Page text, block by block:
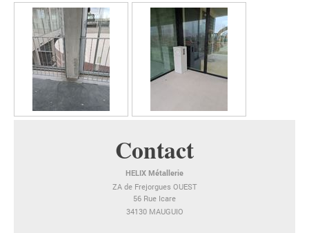
Contact
HELIX Métallerie
ZA de Frejorgues OUEST
56 Rue Icare
34130 MAUGUIO